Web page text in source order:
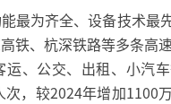
最为齐全、设备技术最
铁、杭深铁路等多条高
、公交、出租、小汽
，较2024年增加1100